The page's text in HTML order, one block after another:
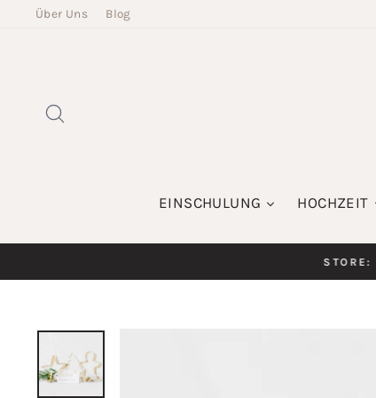
DirektÜber Uns Blog
EINSCHULUNG HOCHZEIT
STORE: